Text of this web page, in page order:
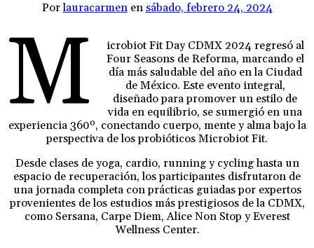
Porlauracarmen en sábado, febrero 24, 2024
M
icrobiot Fit Day CDMX 2024 regresó al
Four Seasons de Reforma, marcando el
día más saludable del año en la Ciudad
de México. Este evento integral,
diseñado para promover un estilo de
vida en equilibrio, se sumergió en una
experiencia 360º, conectando cuerpo, mente y alma bajo la
perspectiva de los probióticos Microbiot Fit.
Desde clases de yoga, cardio, running y cycling hasta un
espacio de recuperación, los participantes disfrutaron de
una jornada completa con prácticas guiadas por expertos
provenientes de los estudios más prestigiosos de la CDMX,
como Sersana, Carpe Diem, Alice Non Stop y Everest
Wellness Center.